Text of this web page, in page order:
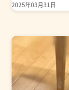
2025年03月31日